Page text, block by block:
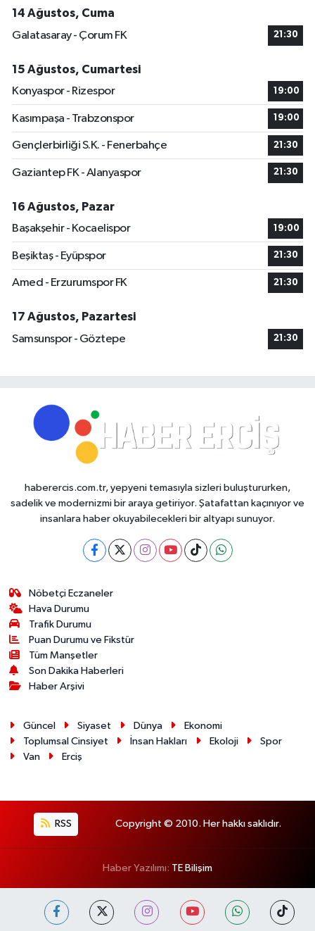
14 Ağustos, Cuma
Galatasaray - Çorum FK
21:30
15 Ağustos, Cumartesi
Konyaspor - Rizespor
19:00
Kasımpaşa - Trabzonspor 19:00
Gençlerbirliği S.K. - Fenerbahçe 21:30
Gaziantep FK - Alanyaspor 21:30
16 Ağustos, Pazar
Başakşehir - Kocaelispor
19:00
Beşiktaş - Eyüpspor 21:30
Amed - Erzurumspor FK 21:30
17 Ağustos, Pazartesi
Samsunspor - Göztepe
21:30
haberercis.com.tr, yepyeni temasıyla sizleri buluştururken,
sadelik ve modernizmi bir araya getiriyor. Şatafattan kaçınıyor ve
insanlara haber okuyabilecekleri bir altyapı sunuyor.
Nöbetçi Eczaneler
Hava Durumu
Trafik Durumu
Puan Durumu ve Fikstür
Tüm Manşetler
Son Dakika Haberleri
Haber Arşivi
Güncel Siyaset Dünya
Ekonomi
Toplumsal Cinsiyet
İnsan Hakları Ekoloji
Spor
Van
Erciş
RSS Copyright © 2010. Her hakkı saklıdır.
Haber Yazılımı: TE Bilişim